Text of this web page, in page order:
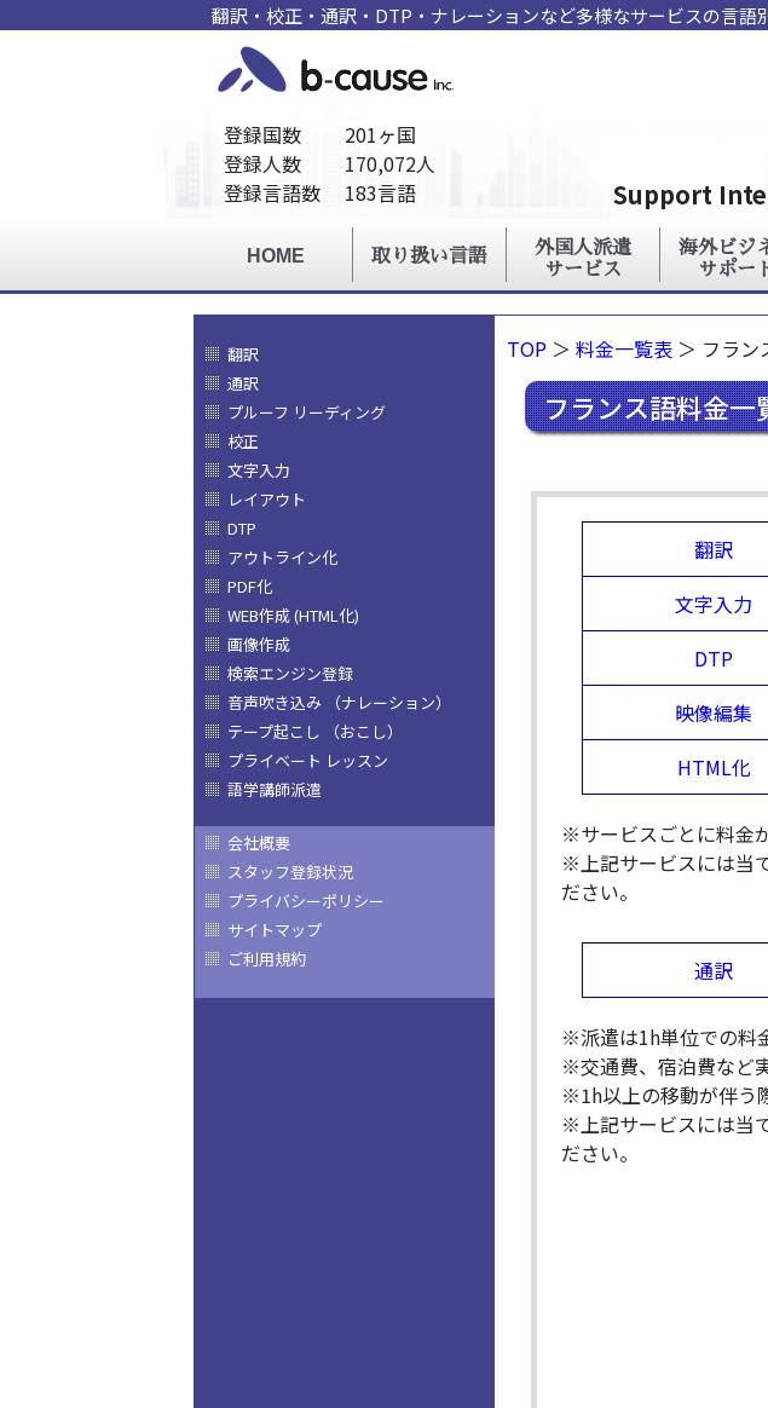
翻訳・校正・通訳・DTP・ナレーションなど多様なサービスの言語
TOP ＞ 料金一覧表 ＞ フラ
フランス語料金一
翻訳
文字入力
DTP
映像編集
HTML化
※サービスごとに料金
※上記サービスには当
ださい。
通訳
※派遣は1h単位での料
※交通費、宿泊費など
※1h以上の移動が伴う
※上記サービスには当
ださい。